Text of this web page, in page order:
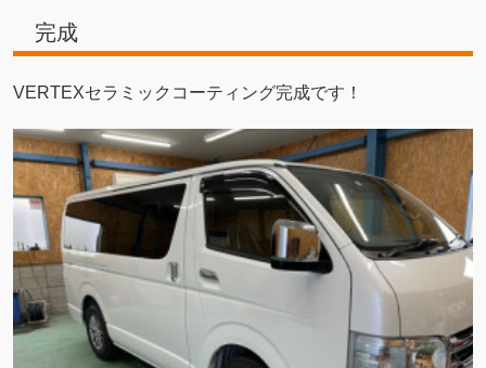
完成
VERTEXセラミックコーティング完成です！